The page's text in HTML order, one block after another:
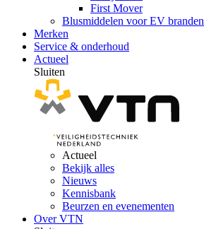
First Mover
Blusmiddelen voor EV branden
Merken
Service & onderhoud
Actueel
Sluiten
Actueel
Bekijk alles
Nieuws
Kennisbank
Beurzen en evenementen
Over VTN